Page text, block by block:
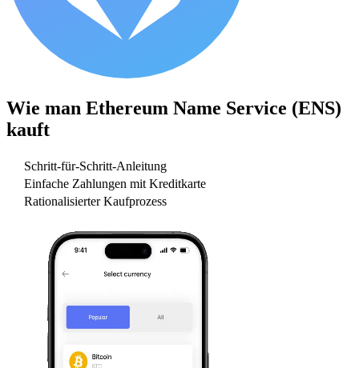
Wie man Ethereum Name Service (ENS)
kauft
Schritt-für-Schritt-Anleitung
Einfache Zahlungen mit Kreditkarte
Rationalisierter Kaufprozess